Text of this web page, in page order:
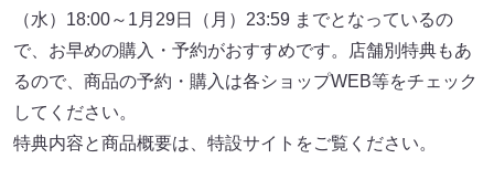
（水）18:00～1月29日（月）23:59 までとなっているの
で、お早めの購入・予約がおすすめです。店舗別特典もあ
るので、商品の予約・購入は各ショップWEB等をチェック
してください。
特典内容と商品概要は、特設サイトをご覧ください。